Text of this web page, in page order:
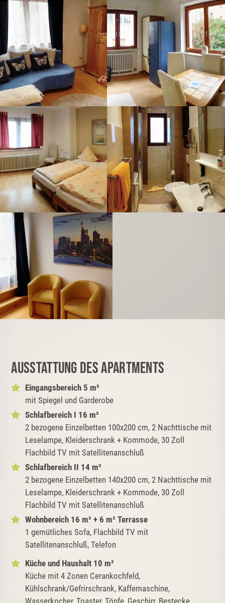
Ausstattung des Apartments
Eingangsbereich 5 m²
mit Spiegel und Garderobe
Schlafbereich I 16 m²
2 bezogene Einzelbetten 100x200 cm, 2 Nachttische mit
Leselampe, Kleiderschrank + Kommode, 30 Zoll
Flachbild TV mit Satellitenanschluß
Schlafbereich II 14 m²
2 bezogene Einzelbetten 140x200 cm, 2 Nachttische mit
Leselampe, Kleiderschrank + Kommode, 30 Zoll
Flachbild TV mit Satellitenanschluß
Wohnbereich 16 m² + 6 m² Terrasse
1 gemütliches Sofa, Flachbild TV mit
Satellitenanschluß, Telefon
Küche und Haushalt 10 m²
Küche mit 4 Zonen Cerankochfeld,
Kühlschrank/Gefrirschrank, Kaffemaschine,
Wasserkocher, Toaster, Töpfe, Geschirr, Bestecke,